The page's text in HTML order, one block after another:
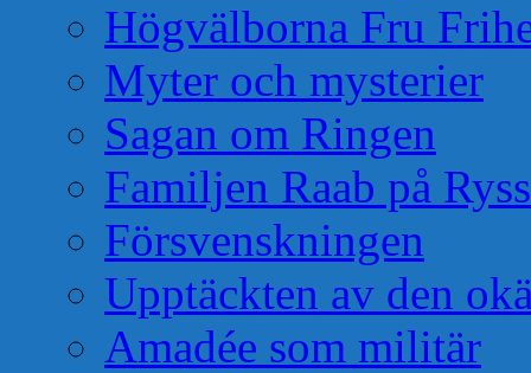
Högvälborna Fru
Myter och mysterier
Sagan om Ringen
Familjen Raab på
Försvenskningen
Upptäckten av den
Amadée som militär